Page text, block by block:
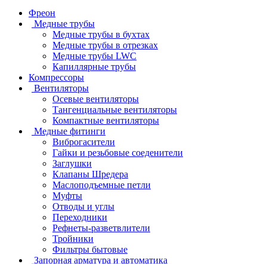
Фреон
Медные трубы
Медные трубы в бухтах
Медные трубы в отрезках
Медные трубы LWC
Капиллярные трубы
Компрессоры
Вентиляторы
Осевые вентиляторы
Тангенциальные вентиляторы
Компактные вентиляторы
Медные фитинги
Виброгасители
Гайки и резьбовые соеденители
Заглушки
Клапаны Шредера
Маслоподъемные петли
Муфты
Отводы и углы
Переходники
Рефнеты-разветвлители
Тройники
Фильтры бытовые
Запорная арматура и автоматика